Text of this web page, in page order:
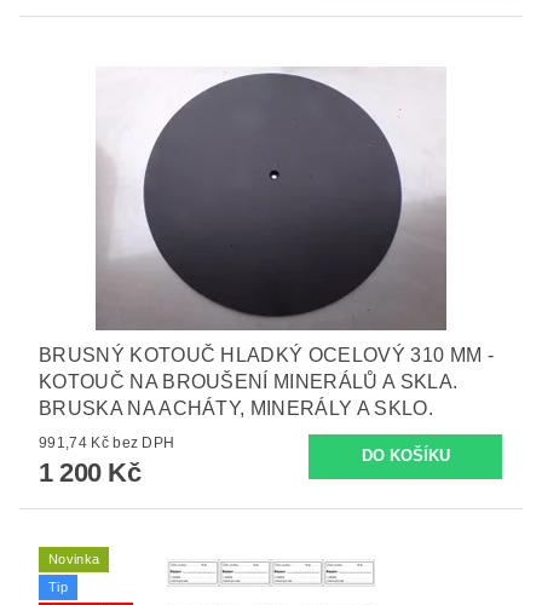
BRUSNÝ KOTOUČ HLADKÝ OCELOVÝ 310 MM -
KOTOUČ NA BROUŠENÍ MINERÁLŮ A SKLA.
BRUSKA NA ACHÁTY, MINERÁLY A SKLO.
991,74 Kč bez DPH
1 200 Kč
Novinka
Tip